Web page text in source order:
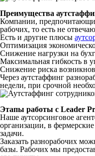
Преимущества
Компании,
рабочих, то есть не
Есть и другие плюсы
Оптимизация
Снижение нагрузки на
Максимальная гибкость в
Снижение риска
Через аутстаффинг
недели, при срочной
Этапы работы с Leader
Наше аутсорсинговое
организации, в
задачи.
Заказать разнорабочих
базы. Рабочих мы